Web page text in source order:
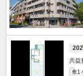
202
敷1